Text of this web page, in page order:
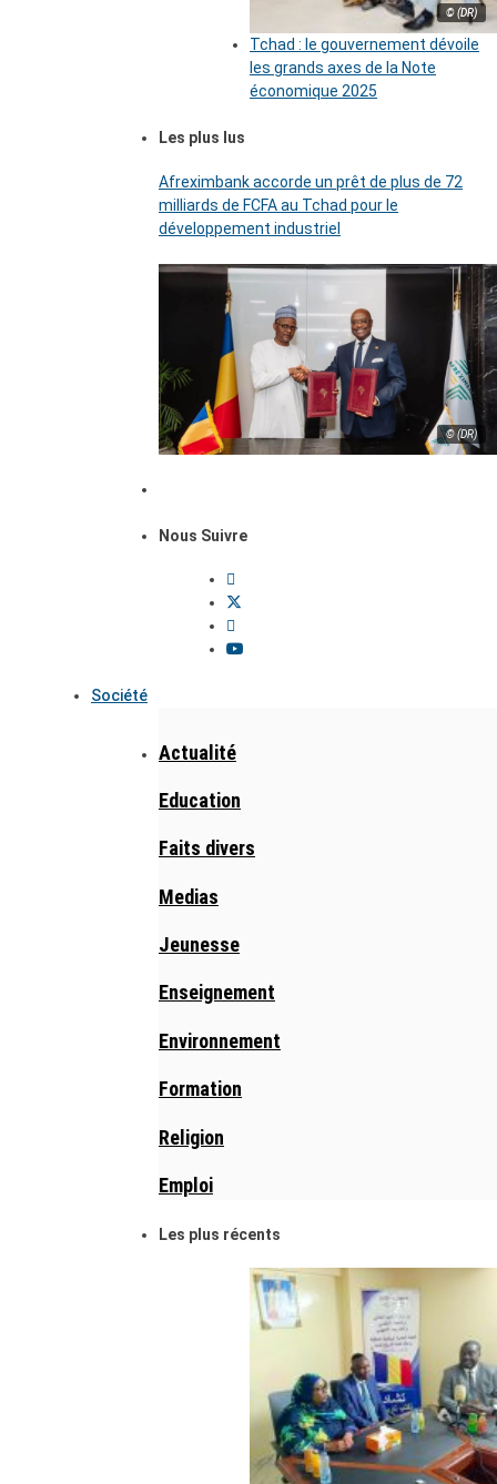
© (DR)
Tchad : le gouvernement dévoile
les grands axes de la Note
économique 2025
Les plus lus
Afreximbank accorde un prêt de plus de 72
milliards de FCFA au Tchad pour le
développement industriel
© (DR)
Nous Suivre
Société
Actualité
Education
Faits divers
Medias
Jeunesse
Enseignement
Environnement
Formation
Religion
Emploi
Les plus récents